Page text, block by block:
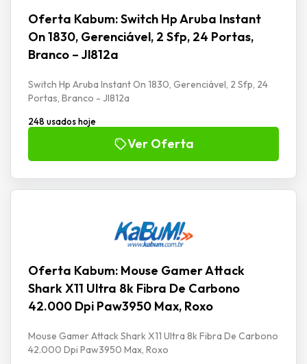
Oferta Kabum: Switch Hp Aruba Instant
On 1830, Gerenciável, 2 Sfp, 24 Portas,
Branco – Jl812a
Switch Hp Aruba Instant On 1830, Gerenciável, 2 Sfp, 24
Portas, Branco - Jl812a
248 usados hoje
Ver Oferta
Oferta Kabum: Mouse Gamer Attack
Shark X11 Ultra 8k Fibra De Carbono
42.000 Dpi Paw3950 Max, Roxo
Mouse Gamer Attack Shark X11 Ultra 8k Fibra De Carbono
42.000 Dpi Paw3950 Max, Roxo